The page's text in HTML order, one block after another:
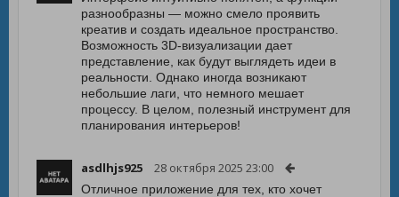
разнообразны — можно смело проявить
креатив и создать идеальное пространство.
Возможность 3D-визуализации дает
представление, как будут выглядеть идеи в
реальности. Однако иногда возникают
небольшие лаги, что немного мешает
процессу. В целом, полезный инструмент для
планирования интерьеров!
asdlhjs925 28 октября 2025 23:00
Отличное приложение для тех, кто хочет